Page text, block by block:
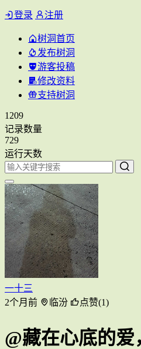
登录 注册
树洞首页
发布树洞
游客投稿
修改资料
支持树洞
1209
记录数量
729
运行天数
一十三
2个月前
临汾 点赞(1)
@藏在心底的